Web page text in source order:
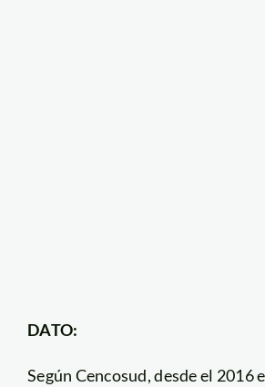
DATO:
Según Cencosud, desde el 2016